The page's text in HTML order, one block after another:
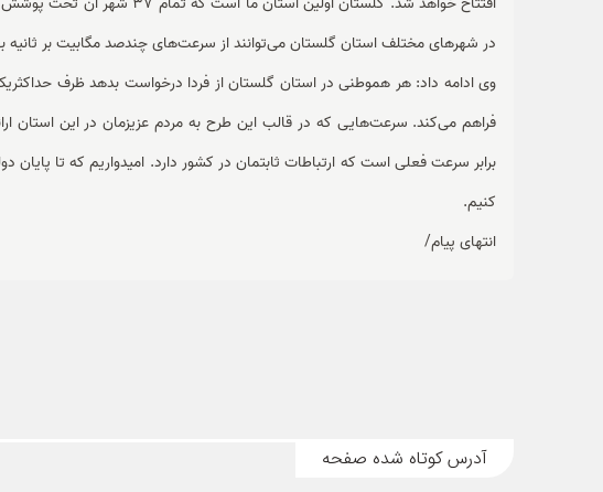
در شهرهای مختلف استان گلستان می‌توانند از سرعت‌های چندصد مگابیت بر ثانیه
وی ادامه داد: هر هموطنی در استان گلستان از فردا درخواست بدهد ظرف
برابر سرعت فعلی است که ارتباطات ثابتمان در کشور دارد. امیدواریم که تا
کنیم.
انتهای پیام/
آدرس کوتاه شده صفحه